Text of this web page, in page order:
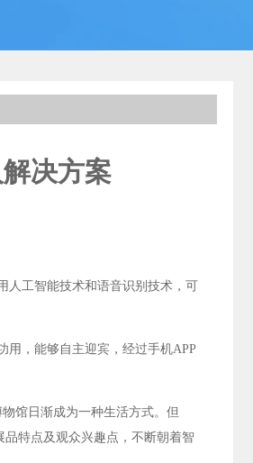
决方案
人工智能技术和语音识别技术，可
用，能够自主迎宾，经过手机APP
馆日渐成为一种生活方式。但
特点及观众兴趣点，不断朝着智